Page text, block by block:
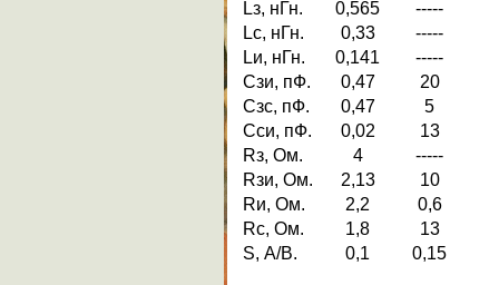
Lз, нГн.
0,565
-----
Lc, нГн.
0,33
-----
Lи, нГн.
0,141
-----
Сзи, пФ.
0,47
20
Сзс, пФ.
0,47
5
Сси, пФ.
0,02
13
Rз, Ом.
4
-----
Rзи, Ом.
2,13
10
Rи, Ом.
2,2
0,6
Rc, Ом.
1,8
13
S, А/В.
0,1 0,15